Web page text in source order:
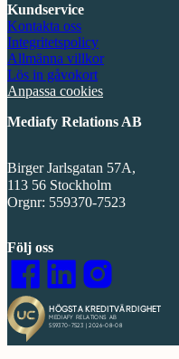
Kundservice
Kontakta oss
Integritetspolicy
Allmänna villkor
Lös in gåvokort
Anpassa cookies
Mediafy Relations AB
Birger Jarlsgatan 57A,
113 56 Stockholm
Orgnr: 559370-7523
Följ oss